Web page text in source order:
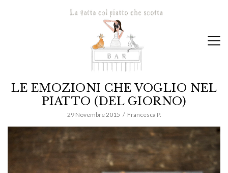
LE EMOZIONI CHE VOGLIO NEL
PIATTO (DEL GIORNO)
29 Novembre 2015 Francesca P.